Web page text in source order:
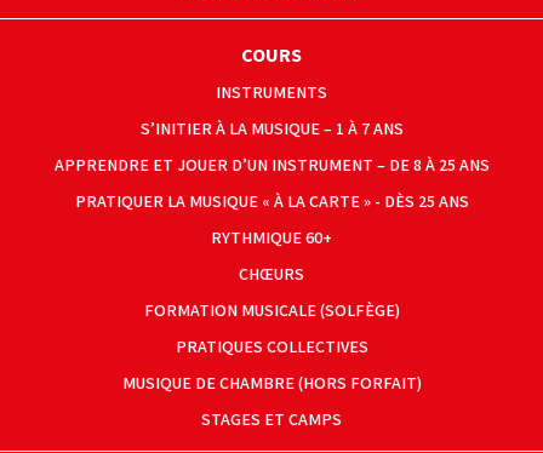
COURS
INSTRUMENTS
S’INITIER À LA MUSIQUE – 1 À 7 ANS
APPRENDRE ET JOUER D’UN INSTRUMENT – DE 8 À 25 ANS
PRATIQUER LA MUSIQUE « À LA CARTE » - DÈS 25 ANS
RYTHMIQUE 60+
CHŒURS
FORMATION MUSICALE (SOLFÈGE)
PRATIQUES COLLECTIVES
MUSIQUE DE CHAMBRE (HORS FORFAIT)
STAGES ET CAMPS